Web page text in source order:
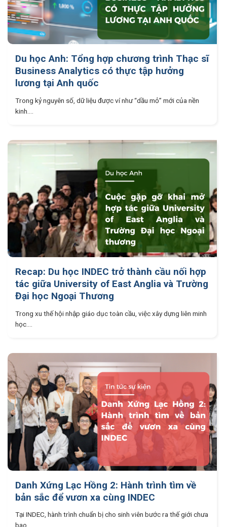
Du học Anh: Tổng hợp chương trình Thạc sĩ
Business Analytics có thực tập hưởng
lương tại Anh quốc
Trong kỷ nguyên số, dữ liệu được ví như “dầu mỏ” mới của nền
kinh....
Recap: Du học INDEC trở thành cầu nối hợp
tác giữa University of East Anglia và Trường
Đại học Ngoại Thương
Trong xu thế hội nhập giáo dục toàn cầu, việc xây dựng liên minh
học....
Danh Xứng Lạc Hồng 2: Hành trình tìm về
bản sắc để vươn xa cùng INDEC
Tại INDEC, hành trình chuẩn bị cho sinh viên bước ra thế giới chưa
bao....